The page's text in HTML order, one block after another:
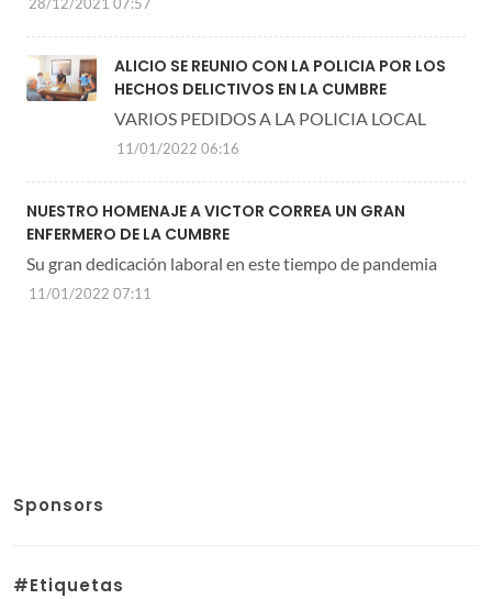
ALICIO SE REUNIO CON LA POLICIA POR LOS
HECHOS DELICTIVOS EN LA CUMBRE
VARIOS PEDIDOS A LA POLICIA LOCAL
11/01/2022 06:16
NUESTRO HOMENAJE A VICTOR CORREA UN GRAN
ENFERMERO DE LA CUMBRE
Su gran dedicación laboral en este tiempo de pandemia
11/01/2022 07:11
Sponsors
#Etiquetas